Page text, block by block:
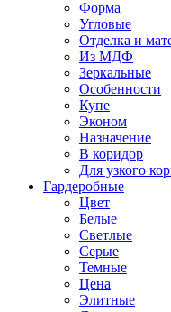
Форма
Угловые
Отделка и
Из МДФ
Зеркальные
Особенности
Купе
Эконом
Назначение
В коридор
Для узкого
Гардеробные
Цвет
Белые
Светлые
Серые
Темные
Цена
Элитные